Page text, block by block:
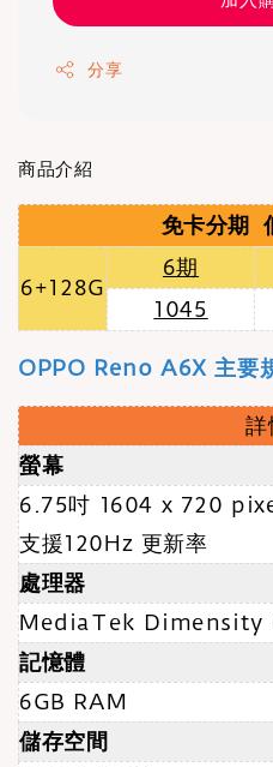
分享
商品介紹
免卡分期
6+128G
6期
1045
OPPO Reno A6X 主要
詳
螢幕
6.75吋 1604 x 720
支援120Hz 更新率
處理器
MediaTek Dimensity
記憶體
6GB RAM
儲存空間